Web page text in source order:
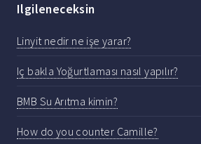
Ilgileneceksin
Linyit nedir ne işe yarar?
Iç bakla Yoğurtlaması nasıl yapılır?
BMB Su Arıtma kimin?
How do you counter Camille?